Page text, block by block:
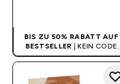
BIS ZU 50% RABATT AUF
BESTSELLER
| KEIN CODE
BENÖTIGT